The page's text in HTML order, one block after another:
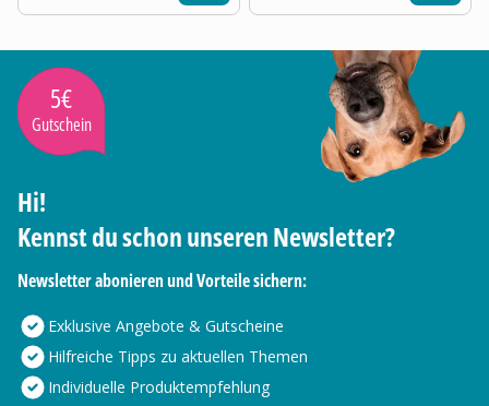
5€
Gutschein
Hi!
Kennst du schon unseren Newsletter?
Newsletter abonieren und Vorteile sichern:
Exklusive Angebote & Gutscheine
Hilfreiche Tipps zu aktuellen Themen
Individuelle Produktempfehlung